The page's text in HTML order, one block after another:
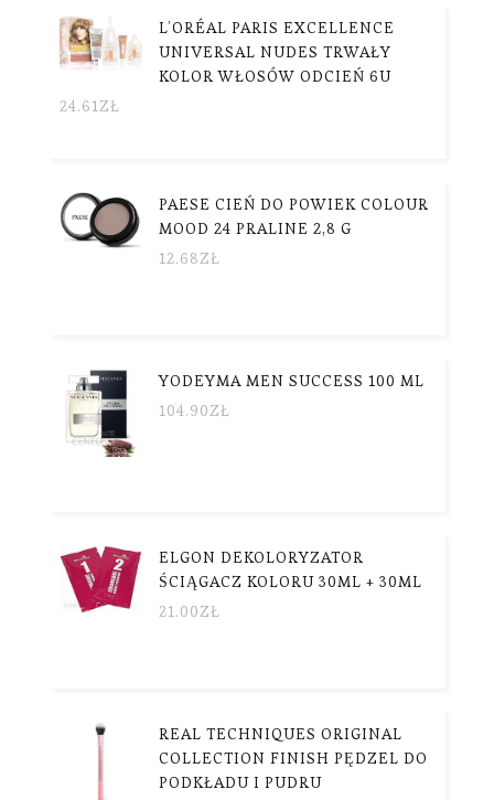
L’ORÉAL PARIS EXCELLENCE
UNIVERSAL NUDES TRWAŁY
KOLOR WŁOSÓW ODCIEŃ 6U
24.61ZŁ
PAESE CIEŃ DO POWIEK COLOUR
MOOD 24 PRALINE 2,8 G
12.68ZŁ
YODEYMA MEN SUCCESS 100 ML
104.90ZŁ
ELGON DEKOLORYZATOR
ŚCIĄGACZ KOLORU 30ML + 30ML
21.00ZŁ
REAL TECHNIQUES ORIGINAL
COLLECTION FINISH PĘDZEL DO
PODKŁADU I PUDRU